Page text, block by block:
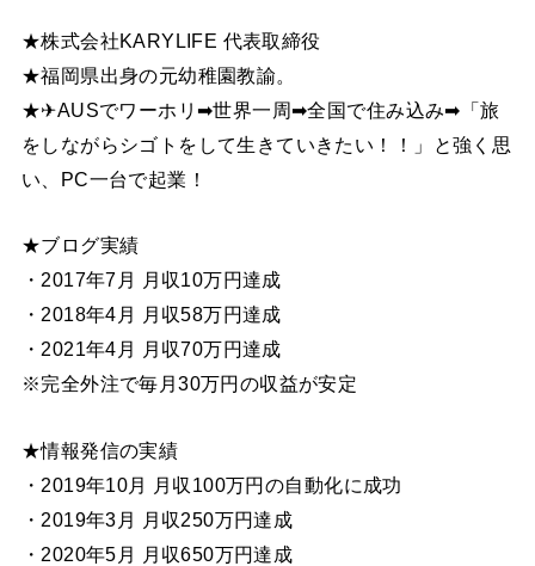
★株式会社KARYLIFE 代表取締役
★福岡県出身の元幼稚園教諭。
★✈AUSでワーホリ➡世界一周➡全国で住み込み➡「旅
をしながらシゴトをして生きていきたい！！」と強く思
い、PC一台で起業！
★ブログ実績
・2017年7月 月収10万円達成
・2018年4月 月収58万円達成
・2021年4月 月収70万円達成
※完全外注で毎月30万円の収益が安定
★情報発信の実績
・2019年10月 月収100万円の自動化に成功
・2019年3月 月収250万円達成
・2020年5月 月収650万円達成